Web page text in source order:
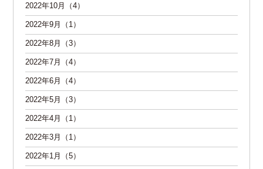
2022年10月（4）
2022年9月（1）
2022年8月（3）
2022年7月（4）
2022年6月（4）
2022年5月（3）
2022年4月（1）
2022年3月（1）
2022年1月（5）